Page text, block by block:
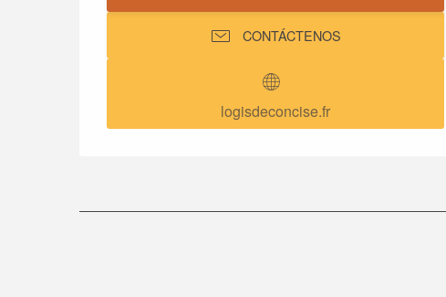
CONTÁCTENOS
logisdeconcise.fr